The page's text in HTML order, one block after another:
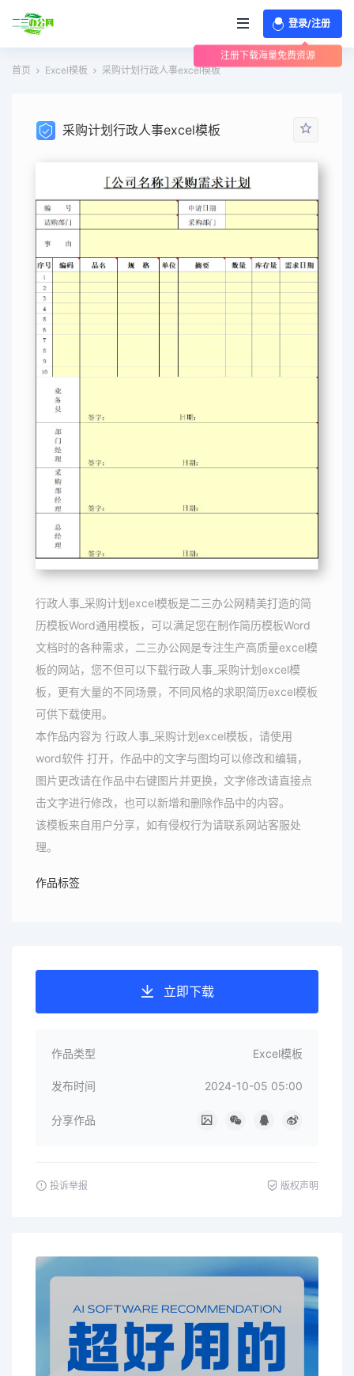
登录/注册
注册下载海量免费资源
首页
Excel模板 采购计划行政人事excel模板
采购计划行政人事excel模板
行政人事_采购计划excel模板是二三办公网精美打造的简
历模板Word通用模板，可以满足您在制作简历模板Word
文档时的各种需求，二三办公网是专注生产高质量excel模
板的网站，您不但可以下载行政人事_采购计划excel模
板，更有大量的不同场景，不同风格的求职简历excel模板
可供下载使用。
本作品内容为 行政人事_采购计划excel模板，请使用
word软件 打开，作品中的文字与图均可以修改和编辑，
图片更改请在作品中右键图片并更换，文字修改请直接点
击文字进行修改，也可以新增和删除作品中的内容。
该模板来自用户分享，如有侵权行为请联系网站客服处
理。
作品标签
立即下载
作品类型 Excel模板
发布时间 2024-10-05 05:00
分享作品
投诉举报 版权声明